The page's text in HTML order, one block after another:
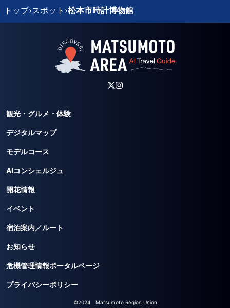
トップ›スポット ›松本市時計博物館
観光・グルメ・体験
デジタルマップ
モデルコース
AIコンシェルジュ
開花情報
イベント
宿泊案内／ルート
お知らせ
危機管理情報ポータルページ
プライバシーポリシー
©2024 Matsumoto Region Union